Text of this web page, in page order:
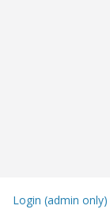
Login (admin only)